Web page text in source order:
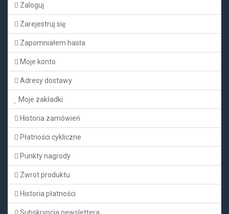
Zaloguj
Zarejestruj się
Zapomniałem hasła
Moje konto
Adresy dostawy
Moje zakładki
Historia zamówień
Płatności cykliczne
Punkty nagrody
Zwrot produktu
Historia płatności
Subskrypcja newslettera